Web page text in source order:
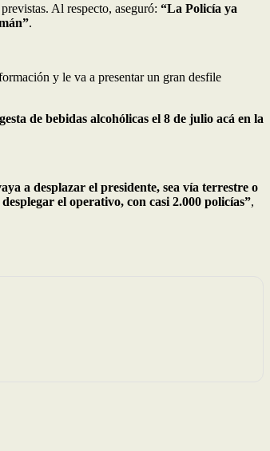
Al respecto, aseguró: “La Policía ya
.
y le va a presentar un gran desfile
de bebidas alcohólicas el 8 de julio acá en la
a desplazar el presidente, sea vía terrestre o
el operativo, con casi 2.000 policías”,